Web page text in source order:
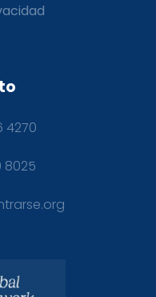
4270
8025